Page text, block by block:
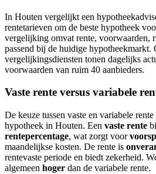
In Houten vergelijkt een
rentetarieven om de beste hypotheek
vergelijking omvat rente, voorwaarden,
passend bij de huidige hypotheekmarkt.
vergelijkingsdiensten tonen dagelijks
voorwaarden van ruim 40 aanbieders.
Vaste rente versus variabele
De keuze tussen vaste en variabele
hypotheek in Houten. Een vaste rente
rentepercentage, wat zorgt voor
maandelijkse kosten. De rente is
rentevaste periode en biedt zekerheid.
algemeen hoger dan de variabele rente.